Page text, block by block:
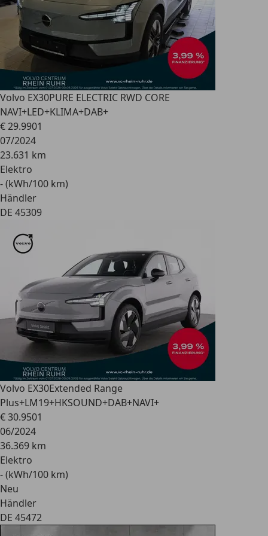
Volvo EX30PURE ELECTRIC RWD CORE
NAVI+LED+KLIMA+DAB+
€ 29.9901
07/2024
23.631 km
Elektro
- (kWh/100 km)
Händler
DE 45309
Volvo EX30Extended Range
Plus+LM19+HKSOUND+DAB+NAVI+
€ 30.9501
06/2024
36.369 km
Elektro
- (kWh/100 km)
Neu
Händler
DE 45472